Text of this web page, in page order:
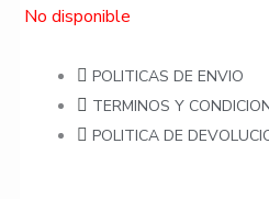
No disponible
POLITICAS DE ENVIO
TERMINOS Y
POLITICA DE